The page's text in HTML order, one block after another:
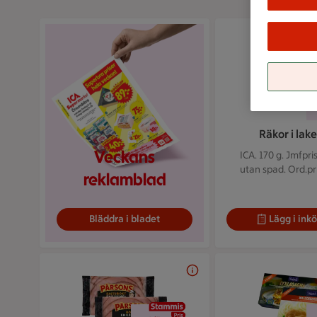
Veckans
reklamblad
Bläddra i bladet
Räkor i
ICA. 170 g.
utan spad.
Lägg i
2 för 38 kr